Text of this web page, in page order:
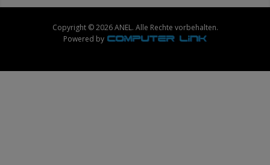
Copyright © 2026 ANEL. Alle Rechte vorbehalten.
Powered by